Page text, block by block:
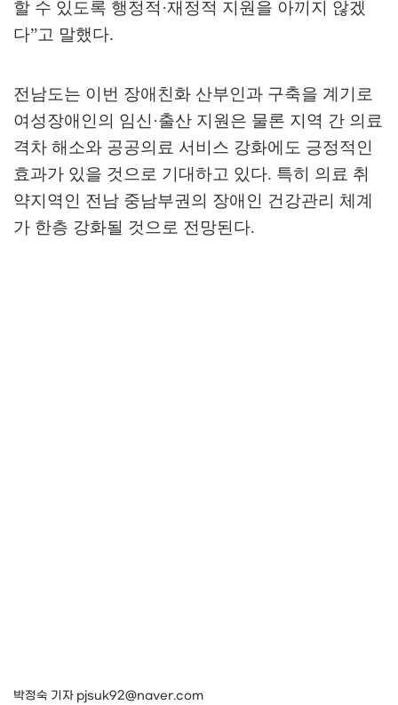
할 수 있도록 행정적 ·재정적 지원을 아끼지 않겠
다”고 말했다.
전남도는 이번 장애친화 산부인과 구축을 계기로
여성장애인의 임신 ·출산 지원은 물론 지역 간 의료
격차 해소와 공공의료 서비스 강화에도 긍정적인
효과가 있을 것으로 기대하고 있다. 특히 의료 취
약지역인 전남 중남부권의 장애인 건강관리 체계
가 한층 강화될 것으로 전망된다.
박정숙 기자 pjsuk92@naver.com